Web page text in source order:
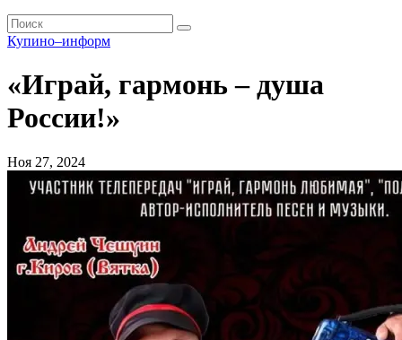
Купино–информ
«Играй, гармонь – душа
России!»
Ноя 27, 2024